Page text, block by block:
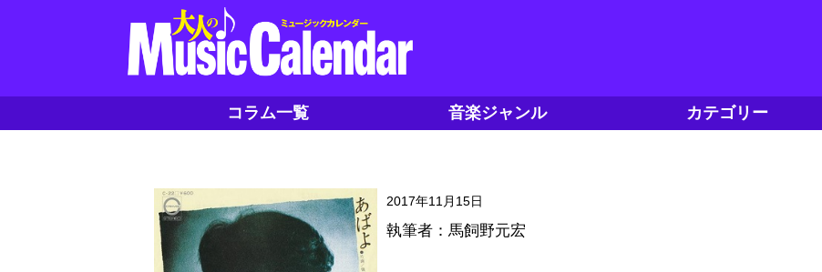
コラム一覧 音楽ジャンル カテゴリー
2017年11月15日
執筆者：馬飼野元宏